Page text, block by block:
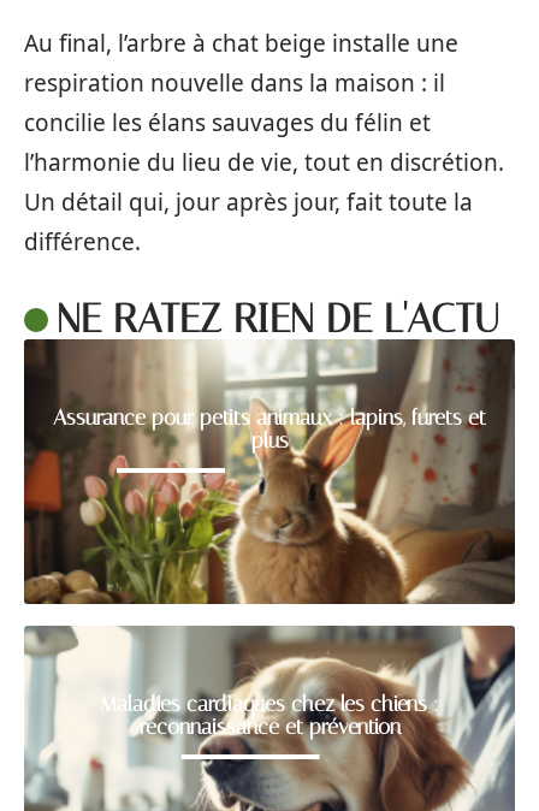
Au final, l’arbre à chat beige installe une
respiration nouvelle dans la maison : il
concilie les élans sauvages du félin et
l’harmonie du lieu de vie, tout en discrétion.
Un détail qui, jour après jour, fait toute la
différence.
NE RATEZ RIEN DE L'ACTU
Assurance pour petits animaux : lapins, furets et
plus
Maladies cardiaques chez les chiens :
reconnaissance et prévention